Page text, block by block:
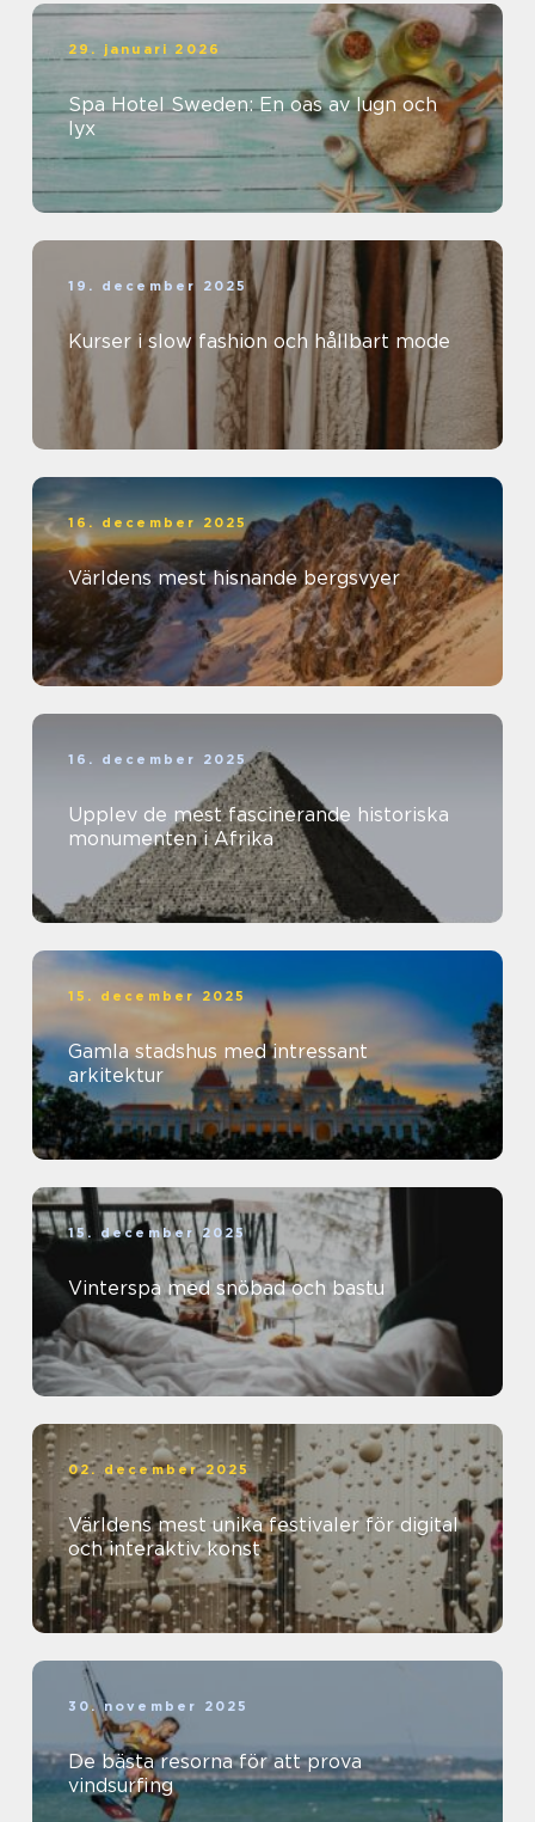
29. januari 2026
Spa Hotel Sweden: En oas av lugn och
lyx
19. december 2025
Kurser i slow fashion och hållbart mode
16. december 2025
Världens mest hisnande bergsvyer
16. december 2025
Upplev de mest fascinerande historiska
monumenten i Afrika
15. december 2025
Gamla stadshus med intressant
arkitektur
15. december 2025
Vinterspa med snöbad och bastu
02. december 2025
Världens mest unika festivaler för digital
och interaktiv konst
30. november 2025
De bästa resorna för att prova
vindsurfing